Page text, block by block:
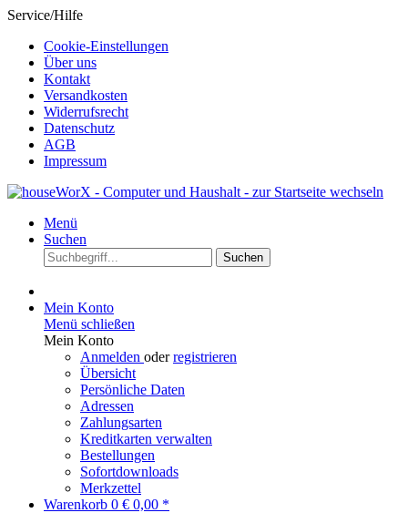
Service/Hilfe
Cookie-Einstellungen
Über uns
Kontakt
Versandkosten
Widerrufsrecht
Datenschutz
AGB
Impressum
Menü
Suchen
Suchen
Mein Konto
Menü schließen
Mein Konto
Anmelden oderregistrieren
Übersicht
Persönliche Daten
Adressen
Zahlungsarten
Kreditkarten verwalten
Bestellungen
Sofortdownloads
Merkzettel
Warenkorb 0 € 0,00 *